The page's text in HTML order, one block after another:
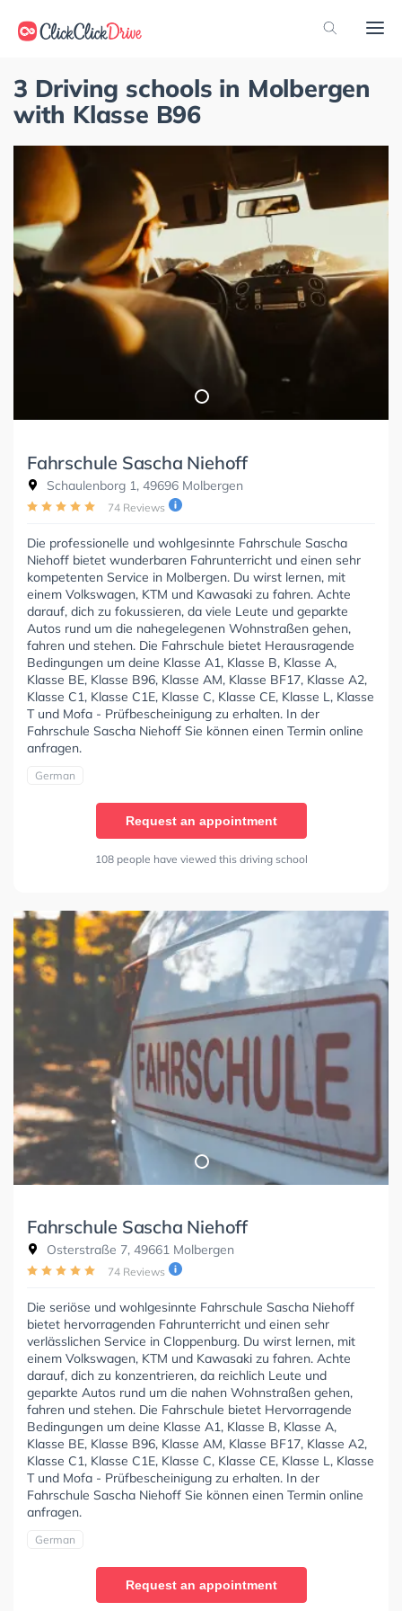
3 Driving schools in Molbergen
with Klasse B96
Fahrschule Sascha Niehoff
Schaulenborg 1, 49696 Molbergen
74 Reviews
Die professionelle und wohlgesinnte Fahrschule Sascha
Niehoff bietet wunderbaren Fahrunterricht und einen sehr
kompetenten Service in Molbergen. Du wirst lernen, mit
einem Volkswagen, KTM und Kawasaki zu fahren. Achte
darauf, dich zu fokussieren, da viele Leute und geparkte
Autos rund um die nahegelegenen Wohnstraßen gehen,
fahren und stehen. Die Fahrschule bietet Herausragende
Bedingungen um deine Klasse A1, Klasse B, Klasse A,
Klasse BE, Klasse B96, Klasse AM, Klasse BF17, Klasse A2,
Klasse C1, Klasse C1E, Klasse C, Klasse CE, Klasse L, Klasse
T und Mofa - Prüfbescheinigung zu erhalten. In der
Fahrschule Sascha Niehoff Sie können einen Termin online
anfragen.
German
Request an appointment
108 people have viewed this driving school
Fahrschule Sascha Niehoff
Osterstraße 7, 49661 Molbergen
74 Reviews
Die seriöse und wohlgesinnte Fahrschule Sascha Niehoff
bietet hervorragenden Fahrunterricht und einen sehr
verlässlichen Service in Cloppenburg. Du wirst lernen, mit
einem Volkswagen, KTM und Kawasaki zu fahren. Achte
darauf, dich zu konzentrieren, da reichlich Leute und
geparkte Autos rund um die nahen Wohnstraßen gehen,
fahren und stehen. Die Fahrschule bietet Hervorragende
Bedingungen um deine Klasse A1, Klasse B, Klasse A,
Klasse BE, Klasse B96, Klasse AM, Klasse BF17, Klasse A2,
Klasse C1, Klasse C1E, Klasse C, Klasse CE, Klasse L, Klasse
T und Mofa - Prüfbescheinigung zu erhalten. In der
Fahrschule Sascha Niehoff Sie können einen Termin online
anfragen.
German
Request an appointment